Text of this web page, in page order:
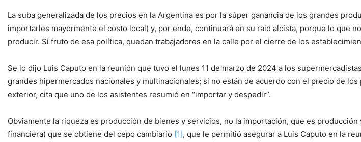
La suba generalizada de los precios en la Argentina es por la súper ganancia de los grandes
importarles mayormente el costo local) y, por ende, continuará en su raid alcista, porque lo que
producir. Si fruto de esa política, quedan trabajadores en la calle por el cierre de los
Se lo dijo Luis Caputo en la reunión que tuvo el lunes 11 de marzo de 2024 a los
grandes hipermercados nacionales y multinacionales; si no están de acuerdo con el precio de
exterior, cita que uno de los asistentes resumió en “importar y despedir”.
Obviamente la riqueza es producción de bienes y servicios, no la importación, que es
financiera) que se obtiene del cepo cambiario [1], que le permitió asegurar a Luis Caputo en la